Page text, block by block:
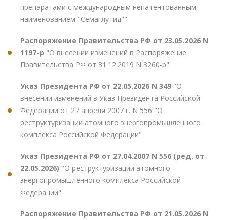
препаратами с международным непатентованным
наименованием "Семаглутид""
Распоряжение Правительства РФ от 23.05.2026 N
1197-р "О внесении изменений в Распоряжение
Правительства РФ от 31.12.2019 N 3260-р"
Указ Президента РФ от 22.05.2026 N 349 "О
внесении изменений в Указ Президента Российской
Федерации от 27 апреля 2007 г. N 556 "О
реструктуризации атомного энергопромышленного
комплекса Российской Федерации"
Указ Президента РФ от 27.04.2007 N 556 (ред. от
22.05.2026) "О реструктуризации атомного
энергопромышленного комплекса Российской
Федерации"
Распоряжение Правительства РФ от 21.05.2026 N